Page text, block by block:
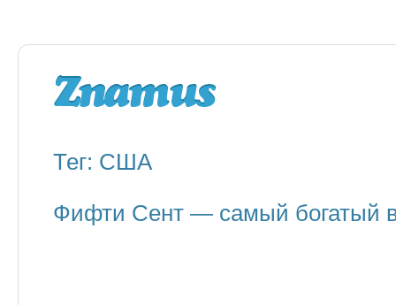
Тег: США
Фифти Сент — самый богатый